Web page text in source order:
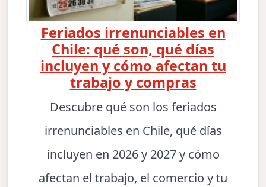
Feriados irrenunciables en
Chile: qué son, qué días
incluyen y cómo afectan tu
trabajo y compras
Descubre qué son los feriados
irrenunciables en Chile, qué días
incluyen en 2026 y 2027 y cómo
afectan el trabajo, el comercio y tu